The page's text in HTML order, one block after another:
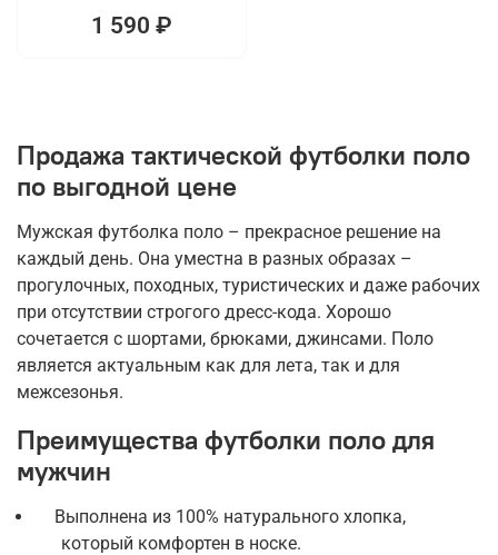
1 590 ₽
Продажа тактической футболки поло
по выгодной цене
Мужская футболка поло – прекрасное решение на
каждый день. Она уместна в разных образах –
прогулочных, походных, туристических и даже рабочих
при отсутствии строгого дресс-кода. Хорошо
сочетается с шортами, брюками, джинсами. Поло
является актуальным как для лета, так и для
межсезонья.
Преимущества футболки поло для
мужчин
Выполнена из 100% натурального хлопка,
который комфортен в носке.